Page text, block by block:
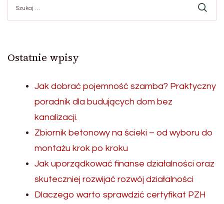
Ostatnie wpisy
Jak dobrać pojemność szamba? Praktyczny
poradnik dla budujących dom bez
kanalizacji.
Zbiornik betonowy na ścieki – od wyboru do
montażu krok po kroku
Jak uporządkować finanse działalności oraz
skuteczniej rozwijać rozwój działalności
Dlaczego warto sprawdzić certyfikat PZH